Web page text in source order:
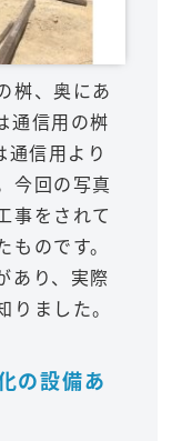
桝、奥にあ
通信用の桝
信用より
今回の写真
事をされて
のです。
あり、実際
りました。
の設備あ